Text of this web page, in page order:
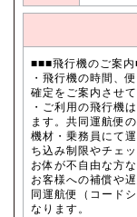
■■■飛行機のご案
・飛行機の時間、
確定をご案内させて
・ご利用の飛行機
ます。共同運航便
機材・乗務員にて
ち込み制限やチェ
お体が不自由な方
お客様への補償や
同運航便（コード
なります。